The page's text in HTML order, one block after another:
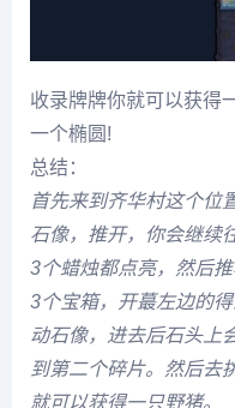
收录牌牌你就可以获得
一个椭圆!
总结：
首先来到齐华村这个位
石像，推开，你会继续
3个蜡烛都点亮，然后
3个宝箱，开蕞左边的
动石像，进去后石头上
到第二个碎片。然后去
就可以获得一只野猪。